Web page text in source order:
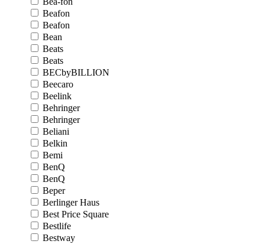
Beafon
Beafon
Bean
Beats
Beats
BECbyBILLION
Beecaro
Beelink
Behringer
Behringer
Beliani
Belkin
Bemi
BenQ
BenQ
Beper
Berlinger Haus
Best Price Square
Bestlife
Bestway